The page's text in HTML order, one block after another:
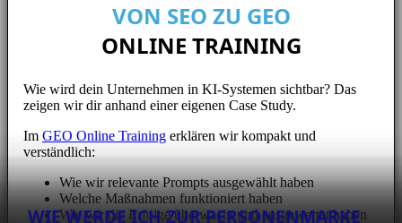
WIE WERDE ICH ZUR PERSONENMARKE
VON SEO ZU GEO
ONLINE TRAINING
Wie wird dein Unternehmen in KI-Systemen sichtbar? Das
zeigen wir dir anhand einer eigenen Case Study.
Im GEO Online Training erklären wir kompakt und
verständlich:
Wie wir relevante Prompts ausgewählt haben
Welche Maßnahmen funktioniert haben
Wie wir die Erfolge überwacht und ausgewertet haben